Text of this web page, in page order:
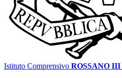
Istituto Comprensivo ROSSANO III